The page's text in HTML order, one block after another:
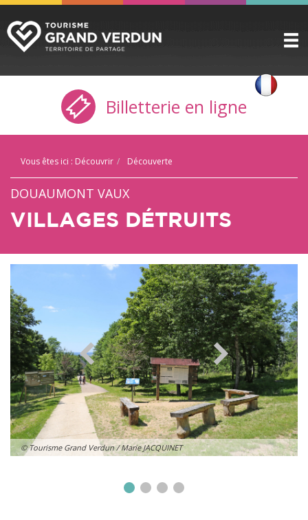
DÉCOUVRIR
A VOIR / A FAIRE
INFOS PRATIQUES
SERVICE GROUPES
ESPACE PRO
CITADELLE
BILLETTERIE
Billetterie en ligne
Vous êtes ici : Découvrir Découverte
DOUAUMONT VAUX
VILLAGES DÉTRUITS
© Tourisme Grand Verdun / Marie JACQUINET